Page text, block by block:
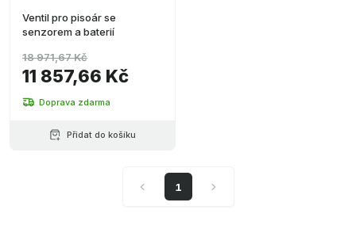
Ventil pro pisoár se
senzorem a baterií
11 857,66 Kč
18 971,67 Kč
Doprava zdarma
Přidat do košíku
1